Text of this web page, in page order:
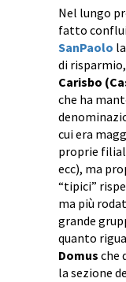
Nel lungo
fatto
SanPaolo
di
Carisbo
che ha
cui era
proprie
ecc), ma
“tipici”
ma più
grande
quanto
Domus che
la sezione